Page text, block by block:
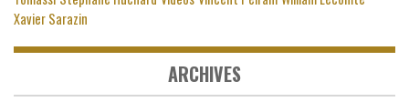
Xavier Sarazin
ARCHIVES